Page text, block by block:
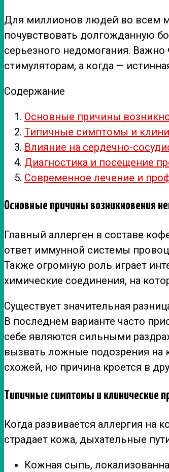
Для миллионов людей во всем
почувствовать долгожданную
серьезного недомогания.
стимуляторам, а когда —
Содержание
Основные причины
Типичные симптомы и
Влияние на сердечно-
Диагностика и посещение
Современное лечение и
Основные причины возникновения
Главный аллерген в составе
ответ иммунной системы
Также огромную роль играет
химические соединения, на
Существует значительная
В последнем варианте часто
себе являются сильными
вызвать ложные подозрения на
схожей, но причина кроется в
Типичные симптомы и клинические
Когда развивается аллергия
страдает кожа, дыхательные
Кожная сыпь,